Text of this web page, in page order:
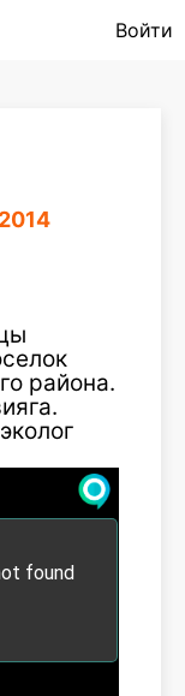
Войти
района.